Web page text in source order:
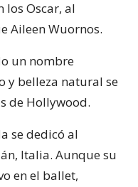
los Oscar, al
Aileen Wuornos.
un nombre
y belleza natural se
de Hollywood.
se dedicó al
Italia. Aunque su
en el ballet,